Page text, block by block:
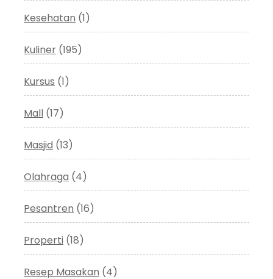
Kesehatan (1)
Kuliner (195)
Kursus (1)
Mall (17)
Masjid (13)
Olahraga (4)
Pesantren (16)
Properti (18)
Resep Masakan (4)